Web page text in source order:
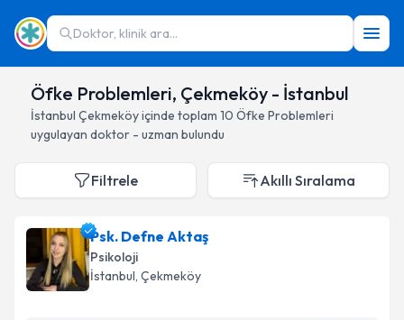
Doktor, klinik ara...
Öfke Problemleri, Çekmeköy - İstanbul
İstanbul Çekmeköyiçinde toplam 10 Öfke Problemleri
uygulayan doktor - uzman bulundu
Filtrele Akıllı Sıralama
Psk. Defne Aktaş
Psikoloji
İstanbul, Çekmeköy